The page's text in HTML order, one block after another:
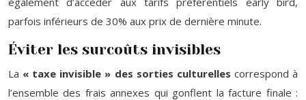
parfois inférieurs de 30% aux prix de dernière minute.
Éviter les surcoûts invisibles
La « taxe invisible » des sorties culturelles correspond à
l’ensemble des frais annexes qui gonflent la facture finale :